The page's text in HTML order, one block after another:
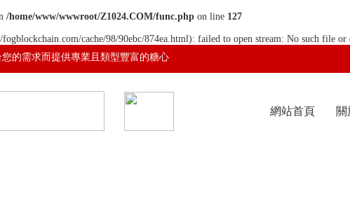
/home/www/wwwroot/Z1024.COM/func.php on line 127
cache/98/90ebc/874ea.html): failed to open stream: No such file
的需求而提供專業且類型豐富的糖心
網站首頁 關